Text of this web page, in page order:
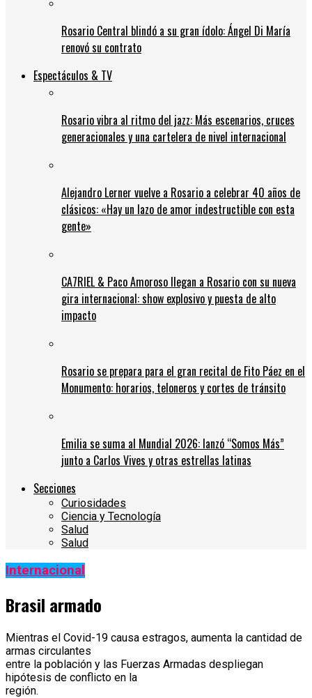
Rosario Central blindó a su gran ídolo: Ángel Di María
renovó su contrato
Espectáculos & TV
Rosario vibra al ritmo del jazz: Más escenarios, cruces
generacionales y una cartelera de nivel internacional
Alejandro Lerner vuelve a Rosario a celebrar 40 años de
clásicos: «Hay un lazo de amor indestructible con esta
gente»
CA7RIEL & Paco Amoroso llegan a Rosario con su nueva
gira internacional: show explosivo y puesta de alto
impacto
Rosario se prepara para el gran recital de Fito Páez en el
Monumento: horarios, teloneros y cortes de tránsito
Emilia se suma al Mundial 2026: lanzó “Somos Más”
junto a Carlos Vives y otras estrellas latinas
Secciones
Curiosidades
Ciencia y Tecnología
Salud
Salud
Internacional
Brasil armado
Mientras el Covid-19 causa estragos, aumenta la cantidad de
armas circulantes
entre la población y las Fuerzas Armadas despliegan
hipótesis de conflicto en la
región.